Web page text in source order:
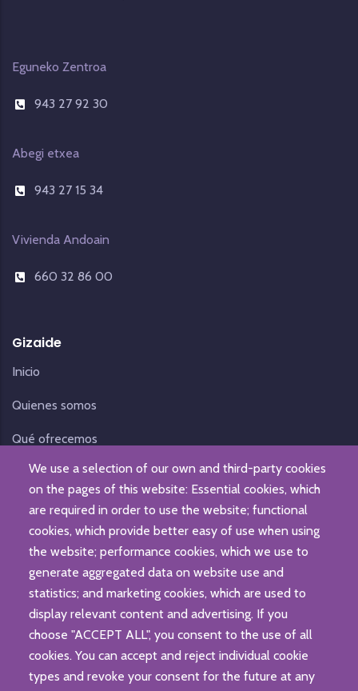
Eguneko Zentroa
943 27 92 30
Abegi etxea
943 27 15 34
Vivienda Andoain
660 32 86 00
Gizaide
Inicio
Quienes somos
Qué ofrecemos
Noticias
Contacto
We use a selection of our own and third-party cookies
on the pages of this website: Essential cookies, which
are required in order to use the website; functional
cookies, which provide better easy of use when using
the website; performance cookies, which we use to
generate aggregated data on website use and
statistics; and marketing cookies, which are used to
display relevant content and advertising. If you
choose "ACCEPT ALL", you consent to the use of all
cookies. You can accept and reject individual cookie
types and revoke your consent for the future at any
© Fundación Gizaide. Todos los derechos reservados.